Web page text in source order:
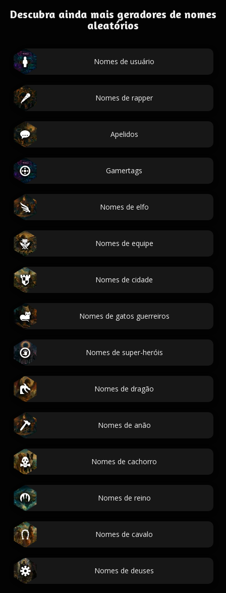
Descubra ainda mais geradores de nomes
aleatórios
Nomes de usuário
Nomes de rapper
Apelidos
Gamertags
Nomes de elfo
Nomes de equipe
Nomes de cidade
Nomes de gatos guerreiros
Nomes de super-heróis
Nomes de dragão
Nomes de anão
Nomes de cachorro
Nomes de reino
Nomes de cavalo
Nomes de deuses